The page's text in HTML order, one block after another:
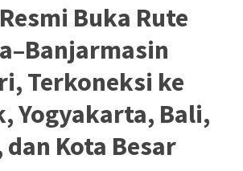
Buka Rute
Terkoneksi ke
Yogyakarta, Bali,
dan Kota Besar